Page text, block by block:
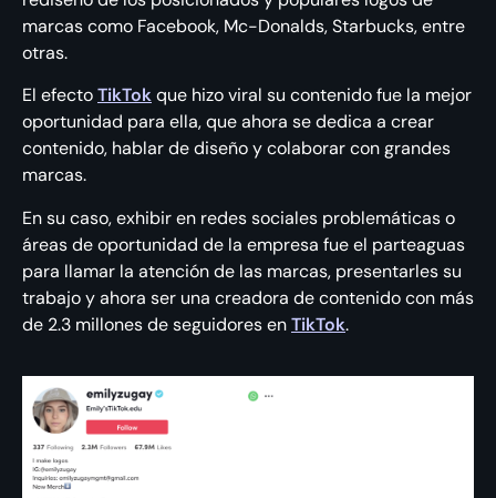
marcas como Facebook, Mc-Donalds, Starbucks, entre
otras.
El efectoTikTokque hizo viral su contenido fue la mejor
oportunidad para ella, que ahora se dedica a crear
contenido, hablar de diseño y colaborar con grandes
marcas.
En su caso, exhibir en redes sociales problemáticas o
áreas de oportunidad de la empresa fue el parteaguas
para llamar la atención de las marcas, presentarles su
trabajo y ahora ser una creadora de contenido con más
de 2.3 millones de seguidores enTikTok.